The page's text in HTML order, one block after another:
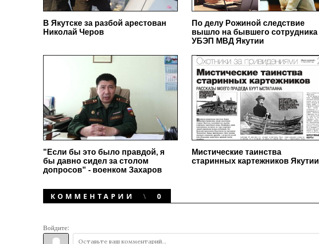
В Якутске за разбой арестован
Николай Черов
По делу Рожиной следствие
вышло на бывшего сотрудника
УБЭП МВД Якутии
"Если бы это было правдой, я
бы давно сидел за столом
допросов" - военком Захаров
Мистические таинства
старинных картежников Якутии
КОММЕНТАРИИ 0
Войдите: